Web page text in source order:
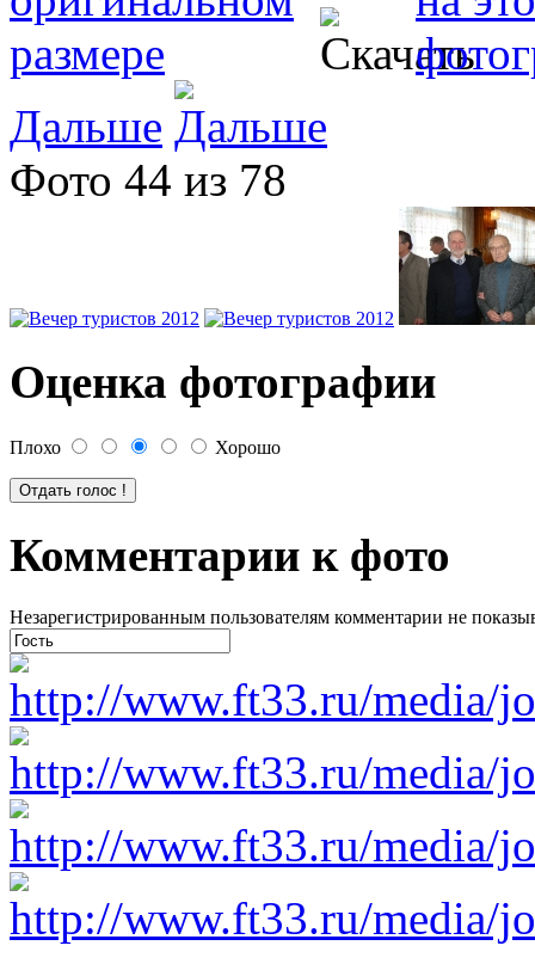
Дальше
Фото 44 из 78
Оценка фотографии
Плохо Хорошо
Комментарии к фото
Незарегистрированным пользователям комментарии не